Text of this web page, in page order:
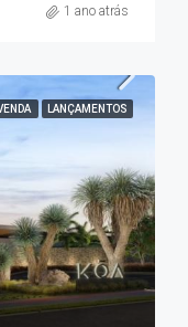
1 ano atrás
LANÇAMENTOS